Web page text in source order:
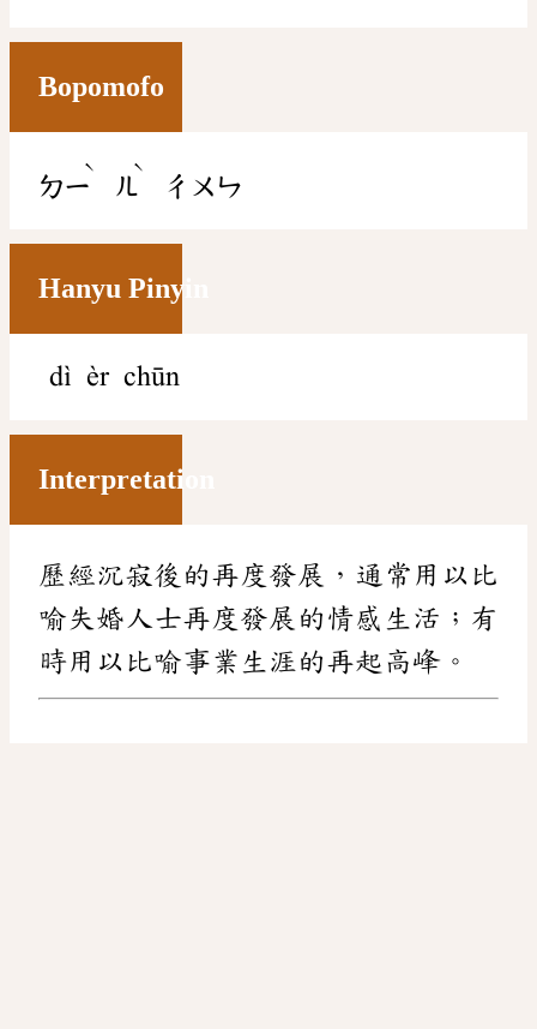
Bopomofo
ㄉㄧ
ˋ
ㄦ
ˋ
ㄔㄨㄣ
Hanyu Pinyin
dì èr chūn
Interpretation
歷經沉寂後的再度發展，通常用以比
喻失婚人士再度發展的情感生活；有
時用以比喻事業生涯的再起高峰。